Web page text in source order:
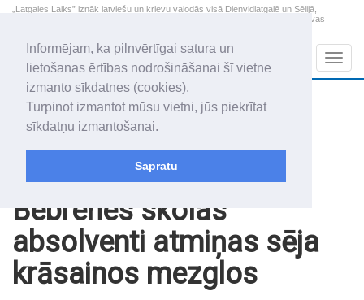
Informējam, ka pilnvērtīgai satura un
lietošanas ērtības nodrošināšanai šī vietne
izmanto sīkdatnes (cookies).
Turpinot izmantot mūsu vietni, jūs piekrītat
sīkdatņu izmantošanai.
Sapratu
„Latgales Laiks” iznāk latviešu un krievu valodās visā Dienvidlatgalē un Sēlijā,
„Latgales Laiks” latviešu valodā aptver Daugavpils valstspilsētu, Augšdaugavas
2026. gada 9. augusts
Svētdiena
Genovefa, Genoveva, Madara
+11.6
Bebrenes skolas
absolventi atmiņas sēja
krāsainos mezglos